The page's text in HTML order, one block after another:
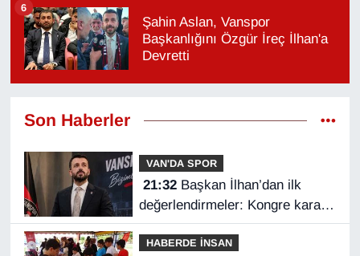
Şahin Aslan, Vanspor
Başkanlığını Özgür İreç İlhan'a
Devretti
6
Son Haberler
VAN'DA SPOR
21:32Başkan İlhan’dan ilk
değerlendirmeler: Kongre kararı
Vanspor’u uçuruma
sürükleyebilirdi!
HABERDE İNSAN